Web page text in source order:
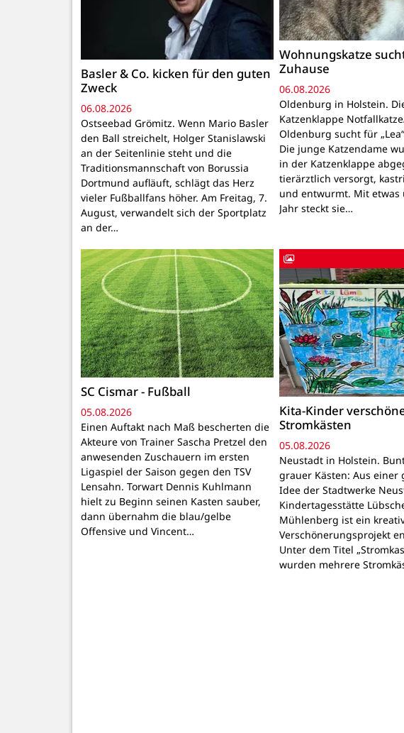
Basler & Co. kicken für den guten
Zweck
06.08.2026
Ostseebad Grömitz. Wenn Mario Basler
den Ball streichelt, Holger Stanislawski
an der Seitenlinie steht und die
Traditionsmannschaft von Borussia
Dortmund aufläuft, schlägt das Herz
vieler Fußballfans höher. Am Freitag, 7.
August, verwandelt sich der Sportplatz
an der…
Wohnungskatze
Zuhause
06.08.2026
Oldenburg in Holstein.
Katzenklappe
Oldenburg sucht für
Die junge Katzendame
in der Katzenklappe
tierärztlich versorgt,
und entwurmt. Mit etwas
Jahr steckt sie…
SC Cismar - Fußball
05.08.2026
Einen Auftakt nach Maß bescherten die
Akteure von Trainer Sascha Pretzel den
anwesenden Zuschauern im ersten
Ligaspiel der Saison gegen den TSV
Lensahn. Torwart Dennis Kuhlmann
hielt zu Beginn seinen Kasten sauber,
dann übernahm die blau/gelbe
Offensive und Vincent…
Kita-Kinder
Stromkästen
05.08.2026
Neustadt in Holstein.
grauer Kästen: Aus einer
Idee der Stadtwerke
Kindertagesstätte
Mühlenberg ist ein
Verschönerungsprojekt
Unter dem Titel
wurden mehrere